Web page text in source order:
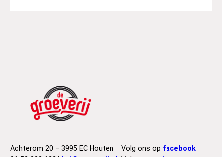
Achterom 20 – 3995 EC Houten
Volg ons op facebook